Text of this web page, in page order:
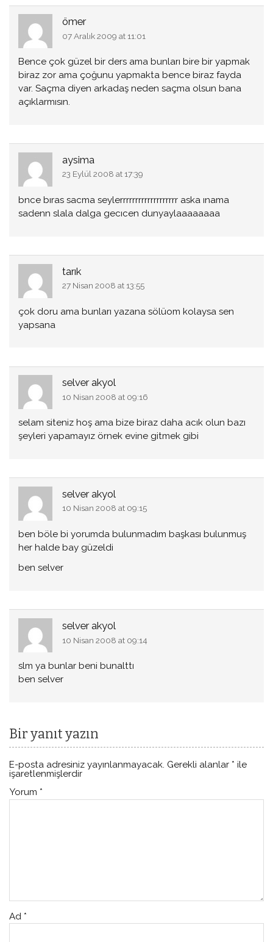
ömer
07 Aralık 2009 at 11:01
Bence çok güzel bir ders ama bunları bire bir yapmak
biraz zor ama çoğunu yapmakta bence biraz fayda
var. Saçma diyen arkadaş neden saçma olsun bana
açıklarmısın.
aysima
23 Eylül 2008 at 17:39
bnce bıras sacma seylerrrrrrrrrrrrrrrrrrr aska ınama
sadenn slala dalga gecıcen dunyaylaaaaaaaa
tarık
27 Nisan 2008 at 13:55
çok doru ama bunları yazana sölüom kolaysa sen
yapsana
selver akyol
10 Nisan 2008 at 09:16
selam siteniz hoş ama bize biraz daha acık olun bazı
şeyleri yapamayız örnek evine gitmek gibi
selver akyol
10 Nisan 2008 at 09:15
ben böle bi yorumda bulunmadım başkası bulunmuş
her halde bay güzeldi
ben selver
selver akyol
10 Nisan 2008 at 09:14
slm ya bunlar beni bunalttı
ben selver
Bir yanıt yazın
E-posta adresiniz yayınlanmayacak. Gerekli alanlar * ile
işaretlenmişlerdir
Yorum *
Ad *